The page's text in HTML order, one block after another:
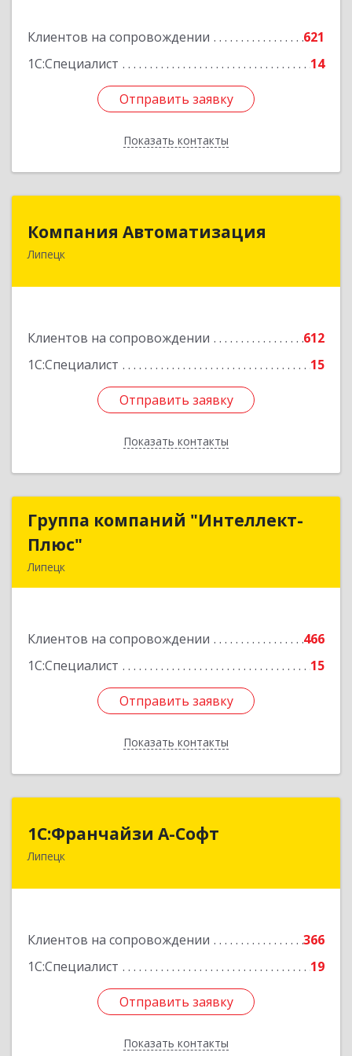
Клиентов на сопровождении
621
1С:Специалист
14
Отправить заявку
Показать контакты
Отправить заявку
Назад
Компания Автоматизация
Липецк
Клиентов на сопровождении
612
1С:Специалист
15
Отправить заявку
Показать контакты
398001, Липецкая обл, Липецк г, Победы пл,
Отправить заявку
Назад
Группа компаний "Интеллект-
Плюс"
Липецк
Клиентов на сопровождении
466
1С:Специалист
15
Отправить заявку
Показать контакты
Группа компаний "Интеллект-
Подробнее
Отправить заявку
Назад
1С:Франчайзи А-Софт
Липецк
Клиентов на сопровождении
366
1С:Специалист
19
Отправить заявку
Показать контакты
1С:Франчайзи А-Софт
398059, Липецкая обл, Липецк г, Фрунзе ул,
Отправить заявку
Назад